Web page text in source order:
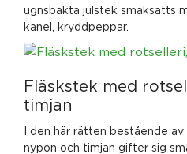
ugnsbakta julstek smaksätts
kanel, kryddpeppar.
Fläskstek med
timjan
I den här rätten bestående
nypon och timjan gifter sig